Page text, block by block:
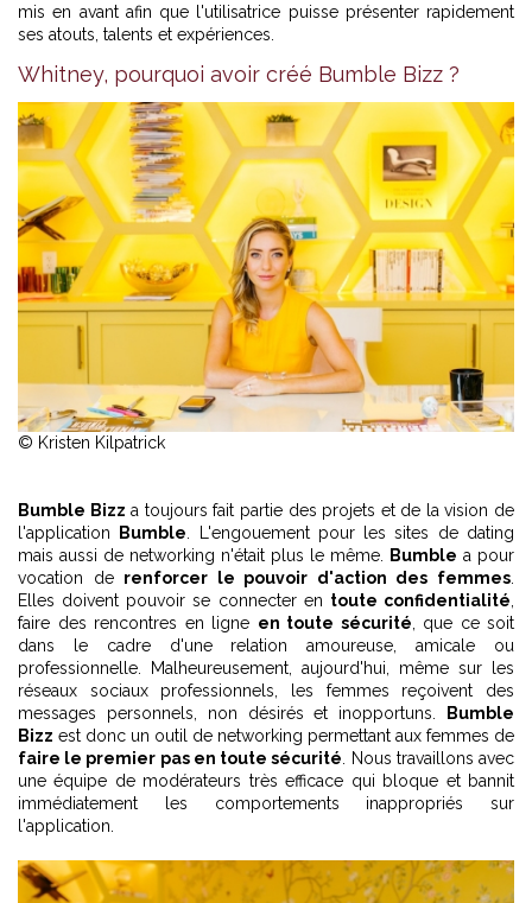
mis en avant afin que l'utilisatrice puisse présenter rapidement
ses atouts, talents et expériences.
Whitney, pourquoi avoir créé Bumble Bizz ?
© Kristen Kilpatrick
Bumble Bizz a toujours fait partie des projets et de la vision de
l'application
Bumble. L'engouement pour les sites de dating
mais aussi de networking n'était plus le même. Bumble a pour
vocation de renforcer le pouvoir d'action des femmes.
Elles doivent pouvoir se connecter en toute confidentialité,
faire des rencontres en ligne en toute sécurité, que ce soit
dans le cadre d'une relation amoureuse, amicale ou
professionnelle. Malheureusement, aujourd'hui, même sur les
réseaux sociaux professionnels, les femmes reçoivent des
messages personnels, non désirés et inopportuns.
Bumble
Bizz est donc un outil de networking permettant aux femmes de
faire le premier pas en toute sécurité. Nous travaillons avec
une équipe de modérateurs très efficace qui bloque et bannit
immédiatement les comportements inappropriés sur
l'application.